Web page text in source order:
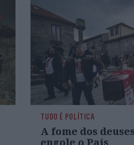
TUDO É POLÍTICA
A fome dos